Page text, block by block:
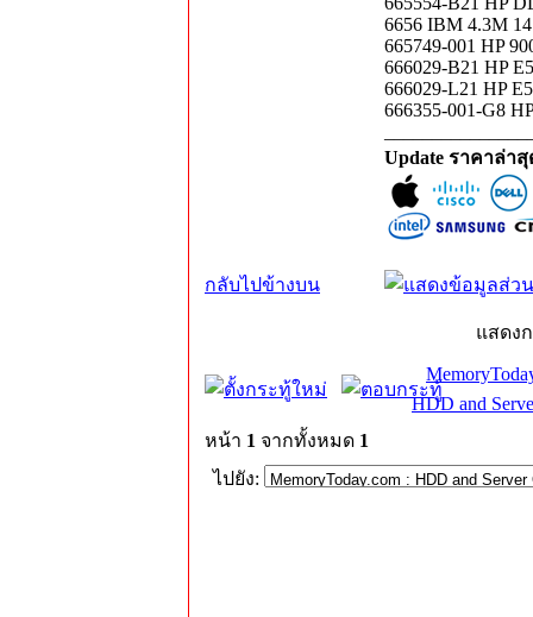
6656 IBM 4.3M
665749-001 HP
666029-B21 HP
666029-L21 HP
666355-001-G8
Update ราคาล่า
กลับไปข้างบน
แสดง
HDD and
หน้า 1 จากทั้งหมด 1
ไปยัง: